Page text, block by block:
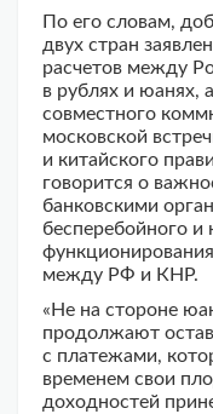
По его словам,
двух стран
расчетов между
в рублях и юанях,
совместного
московской
и китайского
говорится о
банковскими
бесперебойного и
между РФ и КНР.
«Не на стороне
продолжают
с платежами,
временем свои
доходностей